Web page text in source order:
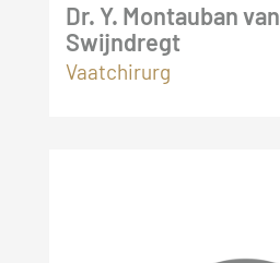
Dr. Y. Montauban van
Swijndregt
Vaatchirurg